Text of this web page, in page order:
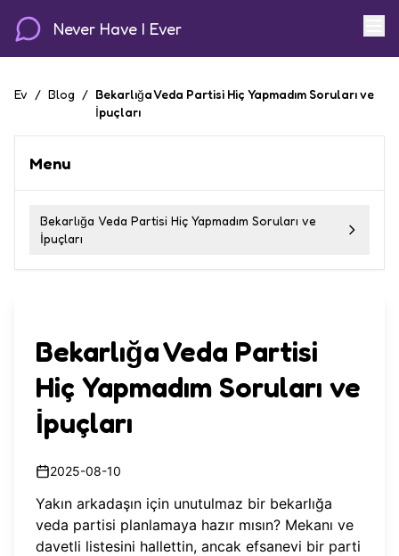
Never Have I Ever
Ev / Blog / Bekarlığa Veda Partisi Hiç Yapmadım Soruları ve
İpuçları
Menu
Bekarlığa Veda Partisi Hiç Yapmadım Soruları ve
İpuçları
Bekarlığa Veda Partisi
Hiç Yapmadım Soruları ve
İpuçları
2025-08-10
Yakın arkadaşın için unutulmaz bir bekarlığa
veda partisi planlamaya hazır mısın? Mekanı ve
davetli listesini hallettin, ancak efsanevi bir parti